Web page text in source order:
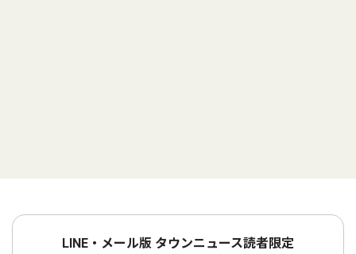
LINE・メール版 タウンニュース読者限定